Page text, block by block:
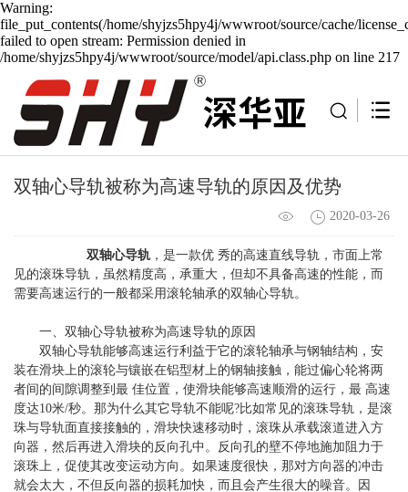
Warning:
file_put_contents(/home/shyjzs5hpy4j/wwwroot/source/cache/
failed to open stream: Permission denied in
/home/shyjzs5hpy4j/wwwroot/source/model/api.class.php on line 217
双轴心导轨被称为高速导轨的原因及优势
2020-03-26
双轴心导轨 ，是一款优 秀的高速直线导轨，市面上常
见的滚珠导轨，虽然精度高，承重大，但却不具备高速的性能，而
需要高速运行的一般都采用滚轮轴承的双轴心导轨。
一、双轴心导轨被称为高速导轨的原因
双轴心导轨能够高速运行利益于它的滚轮轴承与钢轴结构，安
装在滑块上的滚轮与镶嵌在铝型材上的钢轴接触，能过偏心轮将两
者间的间隙调整到最 佳位置，使滑块能够高速顺滑的运行，最 高速
度达10米/秒。那为什么其它导轨不能呢?比如常见的滚珠导轨，是滚
珠与导轨面直接接触的，滑块快速移动时，滚珠从承载滚道进入方
向器，然后再进入滑块的反向孔中。反向孔的壁不停地施加阻力于
滚珠上，促使其改变运动方向。如果速度很快，那对方向器的冲击
就会太大，不但反向器的损耗加快，而且会产生很大的噪音。因